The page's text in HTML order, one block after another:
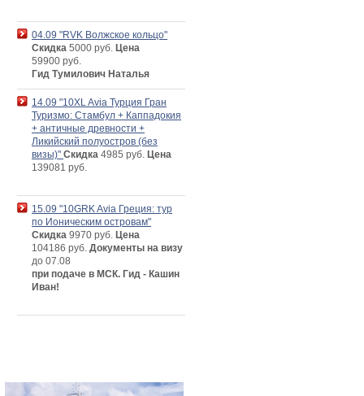
04.09 "RVK Волжское кольцо"
Скидка 5000 руб. Цена
59900 руб.
Гид Тумилович Наталья
14.09 "10XL Avia Турция Гран
Туризмо: Стамбул + Каппадокия
+ античные древности +
Ликийский полуостров (без
визы)" Скидка 4985 руб. Цена
139081 руб.
15.09 "10GRK Avia Греция: тур
по Ионическим островам"
Скидка 9970 руб. Цена
104186 руб. Документы на визу
до 07.08
при подаче в МСК. Гид - Кашин
Иван!